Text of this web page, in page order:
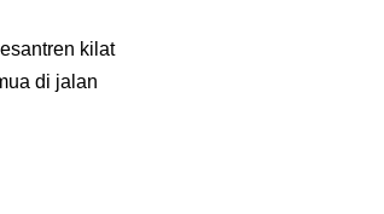
kilat
di jalan